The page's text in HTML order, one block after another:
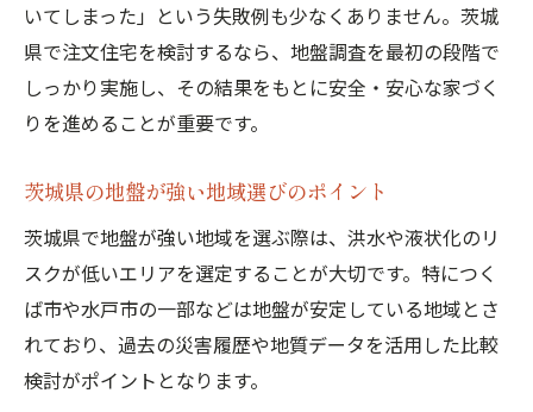
いてしまった」という失敗例も少なくありません。茨城
県で注文住宅を検討するなら、地盤調査を最初の段階で
しっかり実施し、その結果をもとに安全・安心な家づく
りを進めることが重要です。
茨城県の地盤が強い地域選びのポイント
茨城県で地盤が強い地域を選ぶ際は、洪水や液状化のリ
スクが低いエリアを選定することが大切です。特につく
ば市や水戸市の一部などは地盤が安定している地域とさ
れており、過去の災害履歴や地質データを活用した比較
検討がポイントとなります。